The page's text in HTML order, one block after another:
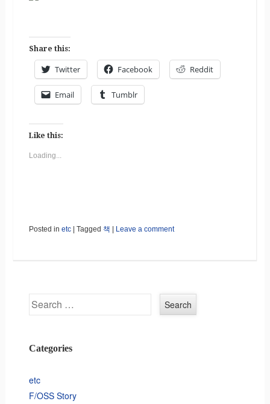
Share this:
Twitter Facebook Reddit
Email Tumblr
Like this:
Loading...
Posted in etc Tagged 책 Leave a comment
Search
Categories
etc
F/OSS Story